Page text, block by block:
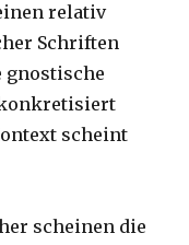
relativ
Schriften
gnostische
konkretisiert
scheint
scheinen die